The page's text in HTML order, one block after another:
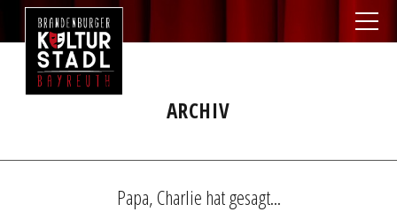
ARCHIV
Papa, Charlie hat gesagt...